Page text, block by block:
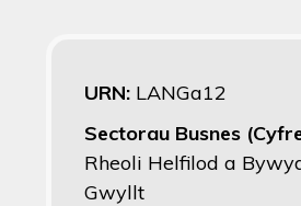
URN: LANGa12
Sectorau Busnes
Rheoli Helfilod a
Gwyllt